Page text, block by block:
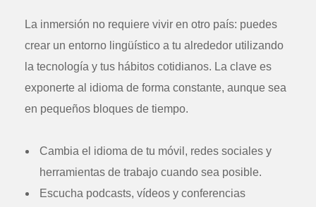
La inmersión no requiere vivir en otro país: puedes
crear un entorno lingüístico a tu alrededor utilizando
la tecnología y tus hábitos cotidianos. La clave es
exponerte al idioma de forma constante, aunque sea
en pequeños bloques de tiempo.
Cambia el idioma de tu móvil, redes sociales y
herramientas de trabajo cuando sea posible.
Escucha podcasts, vídeos y conferencias